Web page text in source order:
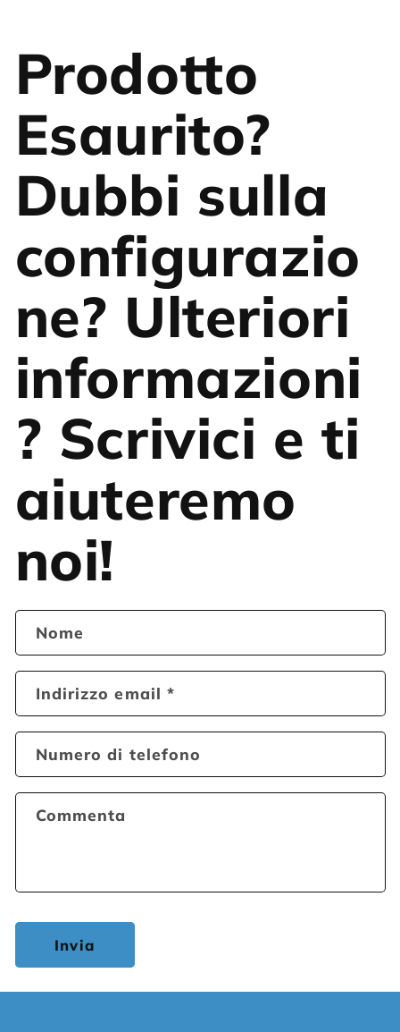
Prodotto
Esaurito?
Dubbi sulla
configurazio
ne? Ulteriori
informazioni
? Scrivici e ti
aiuteremo
noi!
Nome
Indirizzo email*
Numero di telefono
Commenta
Invia